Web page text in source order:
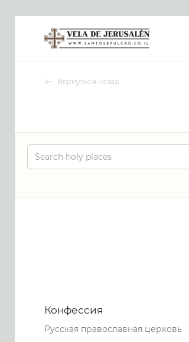
Вернуться назад
Конфессия
Русская православная церковь